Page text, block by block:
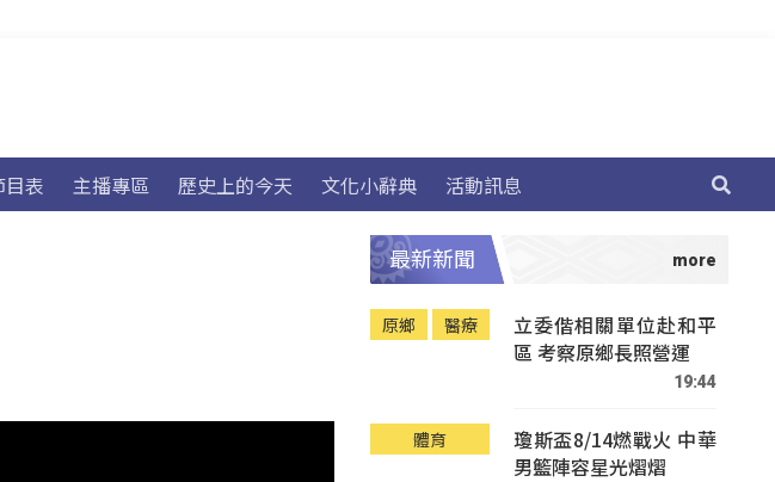
目表 主播專區 歷史上的今天 文化小辭典 活動訊息
最新新聞
原鄉 醫療
立委偕相關單位赴和平
區 考察原鄉長照營運
19:44
體育
瓊斯盃8/14燃戰火 中華
男籃陣容星光熠熠